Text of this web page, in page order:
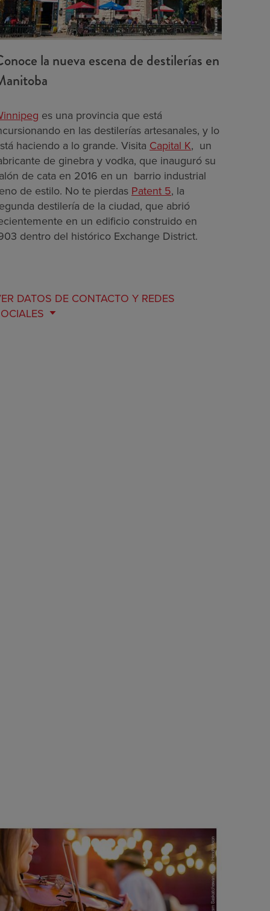
la nueva escena de destilerías en
es una provincia que está
en las destilerías artesanales, y lo
haciendo a lo grande. Visita Capital K, un
de ginebra y vodka, que inauguró su
de cata en 2016 en un barrio industrial
de estilo. No te pierdas Patent 5, la
destilería de la ciudad, que abrió
en un edificio construido en
dentro del histórico Exchange District.
DATOS DE CONTACTO Y REDES